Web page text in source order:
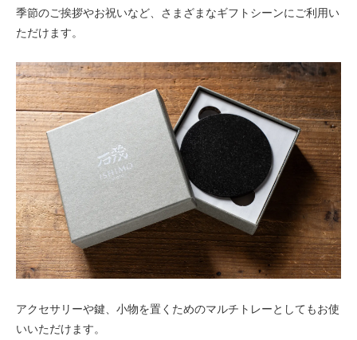
季節のご挨拶やお祝いなど、さまざまなギフトシーンにご利用い
ただけます。
アクセサリーや鍵、小物を置くためのマルチトレーとしてもお使
いいただけます。